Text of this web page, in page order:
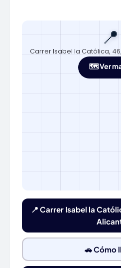
📍
Carrer Isabel la Católica,
🗺️ Ver
📍 Carrer Isabel la
🚗 Cómo